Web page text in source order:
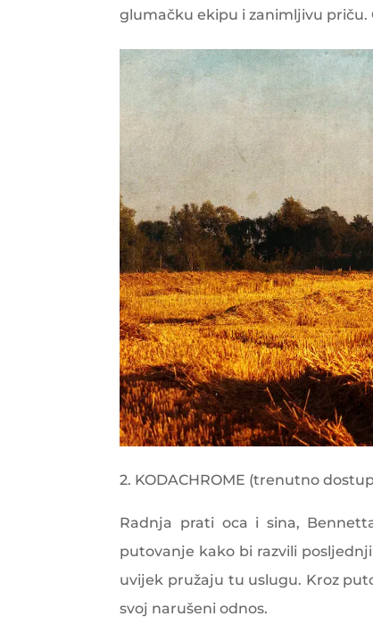
glumačku ekipu i zanimljivu priču.
2. KODACHROME (trenutno
Radnja prati oca i sina,
putovanje kako bi razvili
uvijek pružaju tu uslugu. Kroz
svoj narušeni odnos.